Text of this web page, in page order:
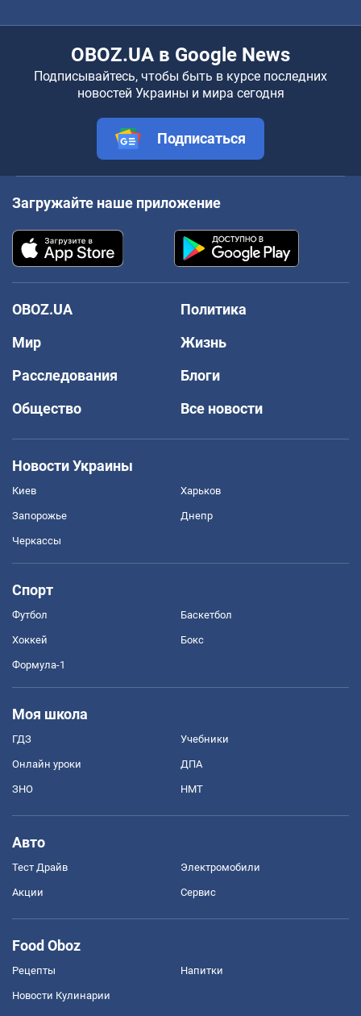
OBOZ.UA в Google News
Подписывайтесь, чтобы быть в курсе последних
новостей Украины и мира сегодня
Подписаться
Загружайте наше приложение
OBOZ.UA
Политика
Мир
Жизнь
Расследования
Блоги
Общество
Все новости
Новости Украины
Киев Харьков
Запорожье Днепр
Черкассы
Спорт
Футбол Баскетбол
Хоккей Бокс
Формула-1
Моя школа
ГДЗ Учебники
Онлайн уроки ДПА
ЗНО НМТ
Авто
Тест Драйв Электромобили
Акции Сервис
Food Oboz
Рецепты Напитки
Новости Кулинарии